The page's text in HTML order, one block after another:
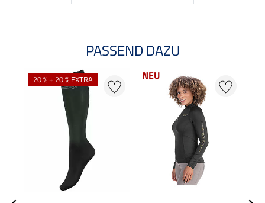
PASSEND DAZU
20 % + 20 % EXTRA NEU